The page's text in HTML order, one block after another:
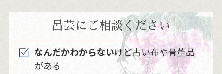
呂芸にご相談ください
なんだかわからないけど古い布や骨董品
がある